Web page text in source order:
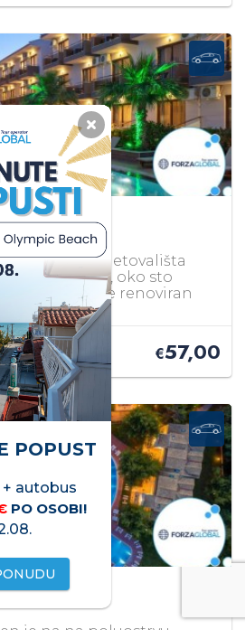
3*
se u centru letovališta
Sitonija, oko sto
plaže. Hotel je renoviran
€57,00
POPUST
autobus
PO OSOBI!